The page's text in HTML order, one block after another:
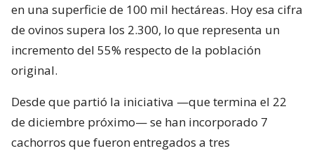
en una superficie de 100 mil hectáreas. Hoy esa cifra
de ovinos supera los 2.300, lo que representa un
incremento del 55% respecto de la población
original.
Desde que partió la iniciativa —que termina el 22
de diciembre próximo— se han incorporado 7
cachorros que fueron entregados a tres